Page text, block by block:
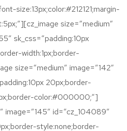
size:13px;color:#212121;margin-
size=”medium”
sk_css=”padding:10px
width:1px;border-
size=”medium” image=”142″
20px;border-
color:#000000;”]
image=”145″ id=”cz_104089″
style:none;border-